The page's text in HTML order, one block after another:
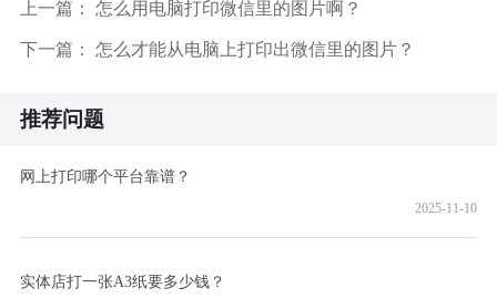
上一篇： 怎么用电脑打印微信里的图片啊？
下一篇： 怎么才能从电脑上打印出微信里的图片？
推荐问题
网上打印哪个平台靠谱？
2025-11-10
实体店打一张A3纸要多少钱？